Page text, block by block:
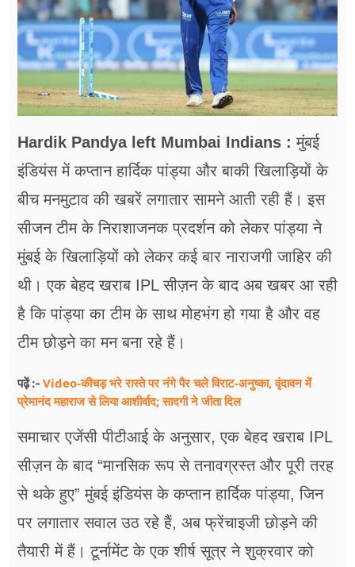
शिक्षा
अन्य खबरें
Hardik Pandya left Mumbai Indians : मुंबई
इंडियंस में कप्तान हार्दिक पांड्या और बाकी खिलाड़ियों के
बीच मनमुटाव की खबरें लगातार सामने आती रही हैं। इस
सीजन टीम के निराशाजनक प्रदर्शन को लेकर पांड्या ने
मुंबई के खिलाड़ियों को लेकर कई बार नाराजगी जाहिर की
थी। एक बेहद खराब IPL सीज़न के बाद अब खबर आ रही
है कि पांड्या का टीम के साथ मोहभंग हो गया है और वह
टीम छोड़ने का मन बना रहे हैं।
पढ़ें :- Video-कीचड़ भरे रास्ते पर नंगे पैर चले विराट-अनुष्का, वृंदावन में
प्रेमानंद महाराज से लिया आशीर्वाद; सादगी ने जीता दिल
समाचार एजेंसी पीटीआई के अनुसार, एक बेहद खराब IPL
सीज़न के बाद “मानसिक रूप से तनावग्रस्त और पूरी तरह
से थके हुए” मुंबई इंडियंस के कप्तान हार्दिक पांड्या, जिन
पर लगातार सवाल उठ रहे हैं, अब फ्रेंचाइजी छोड़ने की
तैयारी में हैं। टूर्नामेंट के एक शीर्ष सूत्र ने शुक्रवार को